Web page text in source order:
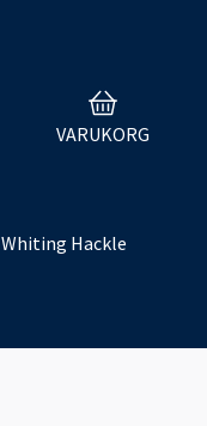
VARUKORG
Whiting Hackle